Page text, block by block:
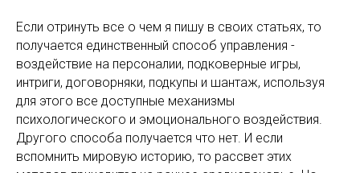
Если отринуть все о чем я пишу в своих статьях, то
получается единственный способ управления -
воздействие на персоналии, подковерные игры,
интриги, договорняки, подкупы и шантаж, используя
для этого все доступные механизмы
психологического и эмоционального воздействия.
Другого способа получается что нет. И если
вспомнить мировую историю, то рассвет этих